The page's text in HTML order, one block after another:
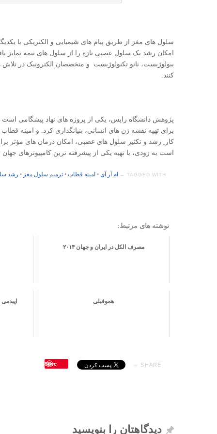
سلول های مغز از طریق پیام های شیمیایی و الکتریکی با
امکان رشد یک سلول عصبی تازه را از سلول های نیمه تمایز
بیولوژیست، نانو تکنولوژیست و متخصصان الکترونیک در
کنند.
برای تهیه نقشه ژن های انسانی، بنیانگذاری کرد. و امینه
کار ِ رشد و تکثیر سلول های عصبی، امکان درمان های مؤثر
است به زودی، با تهیه یکی از پیشرفته ترین کامپیوترهای
TAGGED WITH → ام آر آی• امینه قطاب• ترمیم سلول مغز • رشد
نوشته های مرتبط:
مصرف الکل در ایران و جهان ۲۰۱۴
هموفیلی
SHARE →
Save
دیدگاهتان را بنویسید